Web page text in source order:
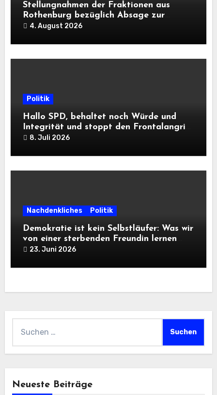
Stellungnahmen der Fraktionen aus
Rothenburg bezüglich Absage zur
Landesausstellung 2028
4. August 2026
Politik
Hallo SPD, behaltet noch Würde und
Integrität und stoppt den Frontalangriff
auf die Informationsfreiheit!
8. Juli 2026
Nachdenkliches Politik
Demokratie ist kein Selbstläufer: Was wir
von einer sterbenden Freundin lernen
müssen
23. Juni 2026
nach:
Neueste Beiträge